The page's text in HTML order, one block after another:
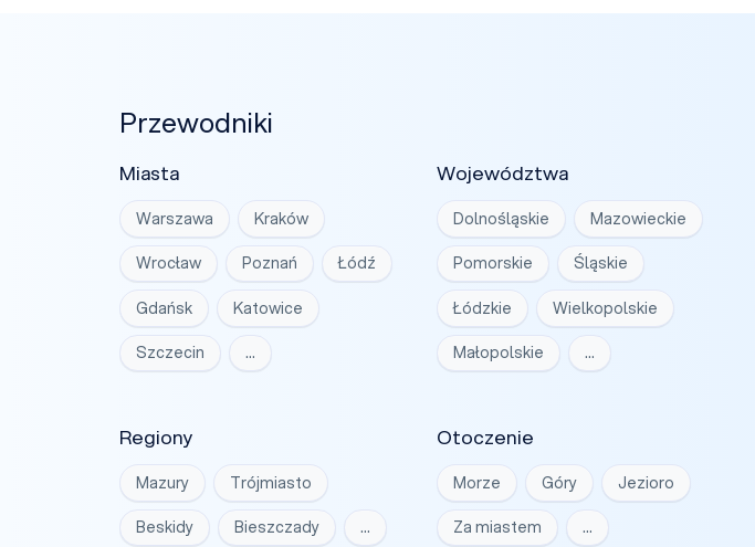
Przewodniki
Miasta
Warszawa Kraków
Wrocław Poznań Łódź
Gdańsk Katowice
Szczecin …
Województwa
Dolnośląskie Mazowieckie
Pomorskie Śląskie
Łódzkie Wielkopolskie
Małopolskie …
Regiony
Mazury Trójmiasto
Beskidy Bieszczady …
Otoczenie
Morze Góry Jezioro
Za miastem …